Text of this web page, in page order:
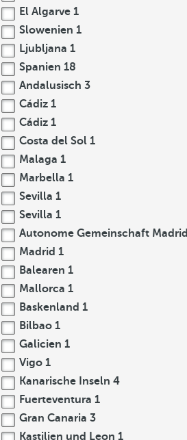
El Algarve 1
Slowenien 1
Ljubljana 1
Spanien 18
Andalusisch 3
Cádiz 1
Cádiz 1
Costa del Sol 1
Malaga 1
Marbella 1
Sevilla 1
Sevilla 1
Autonome Gemeinschaft Madrid
Madrid 1
Balearen 1
Mallorca 1
Baskenland 1
Bilbao 1
Galicien 1
Vigo 1
Kanarische Inseln 4
Fuerteventura 1
Gran Canaria 3
Kastilien und Leon 1